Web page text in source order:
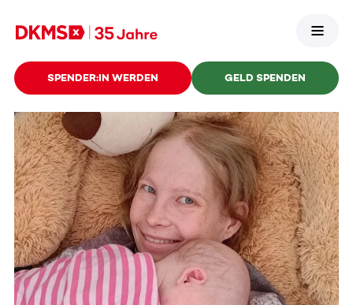
SPENDER:IN WERDEN GELD SPENDEN